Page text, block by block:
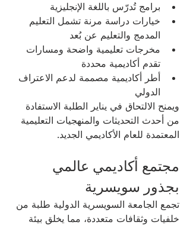
برامج تُدرّس باللغة الإنجليزية
خيارات دراسة مرنة تشمل التعليم
المدمج والتعليم عن بُعد
مخرجات تعليمية واضحة ومسارات
تقدم أكاديمية محددة
أطر أكاديمية مصممة لدعم الاعتراف
الدولي
ويمنح الالتحاق في يناير الطلبة الاستفادة
من أحدث التحديثات والمنهجيات التعليمية
المعتمدة للعام الأكاديمي الجديد.
مجتمع أكاديمي عالمي
بجذور سويسرية
تجمع الجامعة السويسرية الدولية طلبة من
خلفيات وثقافات متعددة، مما يخلق بيئة